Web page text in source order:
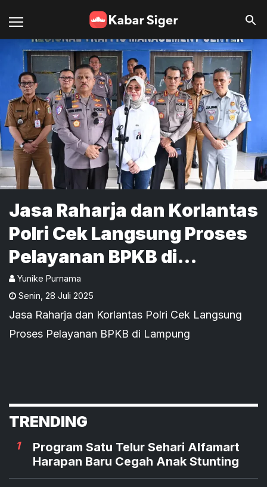
Jasa Raharja dan Korlantas
Polri Cek Langsung Proses
Pelayanan BPKB di
Lampung
Yunike Purnama
Senin 28 Juli 2025
Jasa Raharja dan Korlantas Polri Cek Langsung
Proses Pelayanan BPKB di Lampung
TRENDING
1
Program Satu Telur Sehari Alfamart
Harapan Baru Cegah Anak Stunting